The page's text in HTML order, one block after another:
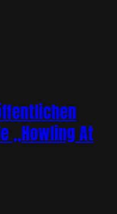
„Howling At